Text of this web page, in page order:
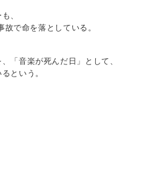
、
で命を落としている。
「音楽が死んだ日」として、
という。